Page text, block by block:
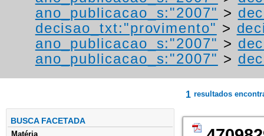
ano_publicacao_s:"2007" >
decisao_txt:"provimento" >
ano_publicacao_s:"2007" >
ano_publicacao_s:"2007" >
BUSCA FACETADA
Matéria
1 resultados